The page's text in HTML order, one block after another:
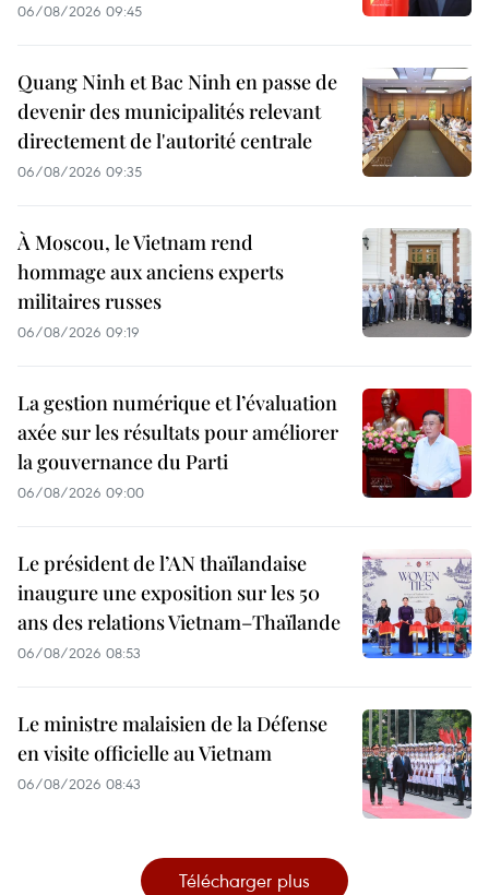
06/08/2026 09:45
Quang Ninh et Bac Ninh en passe de
devenir des municipalités relevant
directement de l'autorité centrale
06/08/2026 09:35
À Moscou, le Vietnam rend
hommage aux anciens experts
militaires russes
06/08/2026 09:19
La gestion numérique et l’évaluation
axée sur les résultats pour améliorer
la gouvernance du Parti
06/08/2026 09:00
Le président de l’AN thaïlandaise
inaugure une exposition sur les 50
ans des relations Vietnam–Thaïlande
06/08/2026 08:53
Le ministre malaisien de la Défense
en visite officielle au Vietnam
06/08/2026 08:43
Télécharger plus